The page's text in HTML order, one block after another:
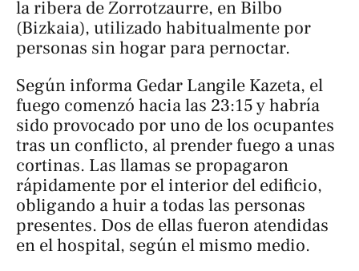
la ribera de Zorrotzaurre, en Bilbo
(Bizkaia), utilizado habitualmente por
personas sin hogar para pernoctar.
Según informa Gedar Langile Kazeta, el
fuego comenzó hacia las 23:15 y habría
sido provocado por uno de los ocupantes
tras un conflicto, al prender fuego a unas
cortinas. Las llamas se propagaron
rápidamente por el interior del edificio,
obligando a huir a todas las personas
presentes. Dos de ellas fueron atendidas
en el hospital, según el mismo medio.